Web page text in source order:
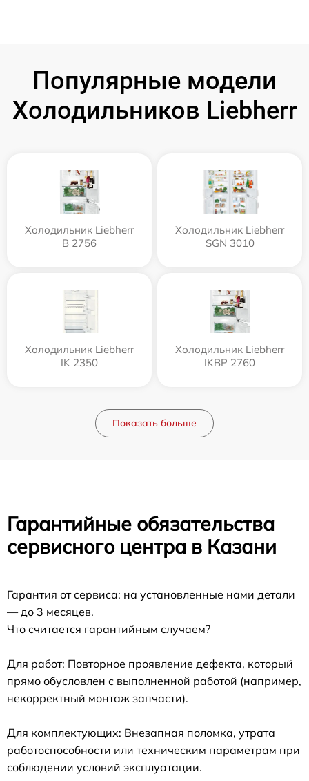
Популярные модели
Холодильников Liebherr
Холодильник Liebherr
B 2756
Холодильник Liebherr
SGN 3010
Холодильник Liebherr
IK 2350
Холодильник Liebherr
IKBP 2760
Показать больше
Гарантийные обязательства
сервисного центра в Казани
Гарантия от сервиса: на установленные нами детали
— до 3 месяцев.
Что считается гарантийным случаем?
Для работ: Повторное проявление дефекта, который
прямо обусловлен с выполненной работой (например,
некорректный монтаж запчасти).
Для комплектующих: Внезапная поломка, утрата
работоспособности или техническим параметрам при
соблюдении условий эксплуатации.